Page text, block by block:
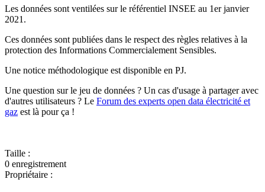
Les données sont ventilées sur le référentiel INSEE au 1er janvier
2021.
Ces données sont publiées dans le respect des règles relatives à la
protection des Informations Commercialement Sensibles.
Une notice méthodologique est disponible en PJ.
Une question sur le jeu de données ? Un cas d'usage à partager avec
d'autres utilisateurs ? Le Forum des experts open data électricité et
gaz est là pour ça !
Taille :
0 enregistrement
Propriétaire :